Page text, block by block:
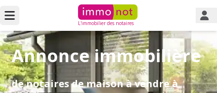
L'immobilier des notaires
Annonce immobilière
de notaires de maison à vendre à